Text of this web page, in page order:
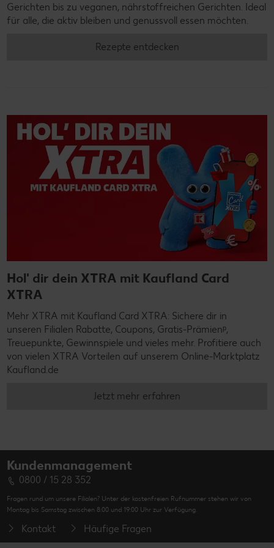
Gerichten bis zu veganen, nährstoffreichen Gerichten. Ideal
für alle, die aktiv bleiben und genussvoll essen möchten.
Rezepte entdecken
Hol' dir dein XTRA mit Kaufland Card
XTRA
Mehr XTRA mit Kaufland Card XTRA: Sichere dir in
unseren Filialen Rabatte, Coupons, Gratis-Prämienᵖ,
Treuepunkte, Gewinnspiele und vieles mehr. Profitiere auch
von vielen XTRA Vorteilen auf unserem Online-Marktplatz
Kaufland.de
Jetzt mehr erfahren
Kundenmanagement
0800 / 15 28 352
Fragen rund um unsere Filialen? Unter der kostenfreien Rufnummer stehen wir von
Montag bis Samstag zwischen 8:00 und 19:00 Uhr zur Verfügung.
Kontakt Häufige Fragen